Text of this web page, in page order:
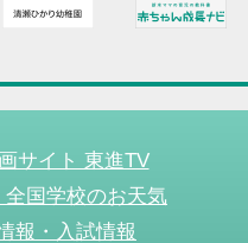
サイト 東進TV
国学校のお天気
報・入試情報